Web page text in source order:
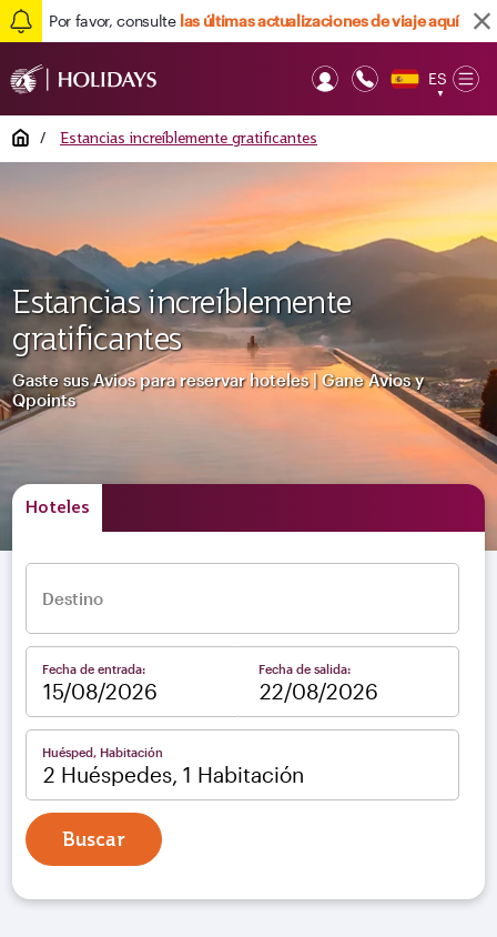
Por favor, consulte las últimas actualizaciones de viaje aquí
ES
▼
Home / Estancias increíblemente gratificantes
Estancias increíblemente
gratificantes
Gaste sus Avios para reservar hoteles | Gane Avios y
Qpoints
Hoteles
Destino
Fecha de entrada: Fecha de salida:
Huésped, Habitación
2 Huéspedes, 1 Habitación
Buscar